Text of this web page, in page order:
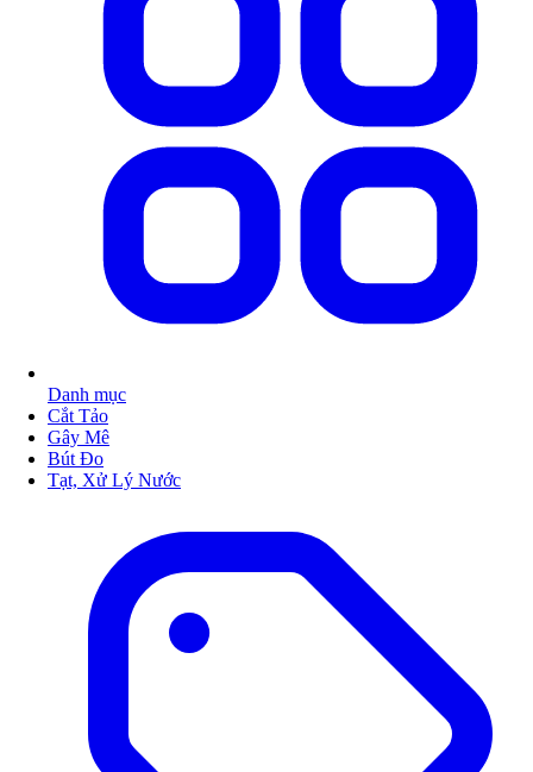
Danh mục
Cắt Tảo
Gây Mê
Bút Đo
Tạt, Xử Lý Nước